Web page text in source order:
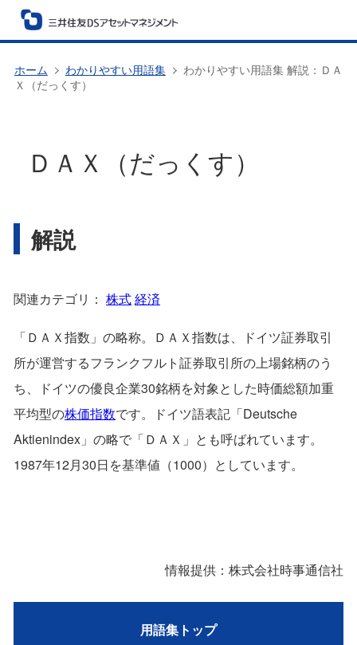
ホーム わかりやすい用語集
わかりやすい用語集 解説：ＤＡ
Ｘ（だっくす）
ＤＡＸ（だっくす）
解説
関連カテゴリ： 株式経済
「ＤＡＸ指数」の略称。ＤＡＸ指数は、ドイツ証券取引
所が運営するフランクフルト証券取引所の上場銘柄のう
ち、ドイツの優良企業30銘柄を対象とした時価総額加重
平均型の株価指数です。ドイツ語表記「Deutsche
Aktienindex」の略で「ＤＡＸ」とも呼ばれています。
1987年12月30日を基準値（1000）としています。
情報提供：株式会社時事通信社
用語集トップ